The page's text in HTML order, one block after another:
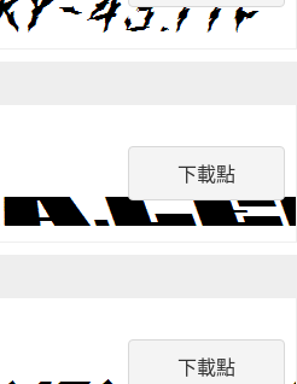
下載點
下載點